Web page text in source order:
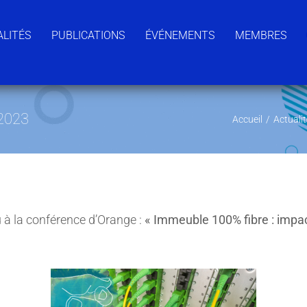
PUBLICATIONS ÉVÉNEMENTS MEMBRES
Accueil /
la conférence d’Orange : « Immeuble 100% fibre :